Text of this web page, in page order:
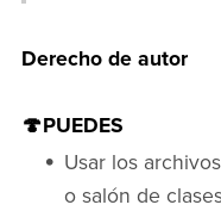
Derecho de autor
🍄PUEDES
Usar los
o salón de